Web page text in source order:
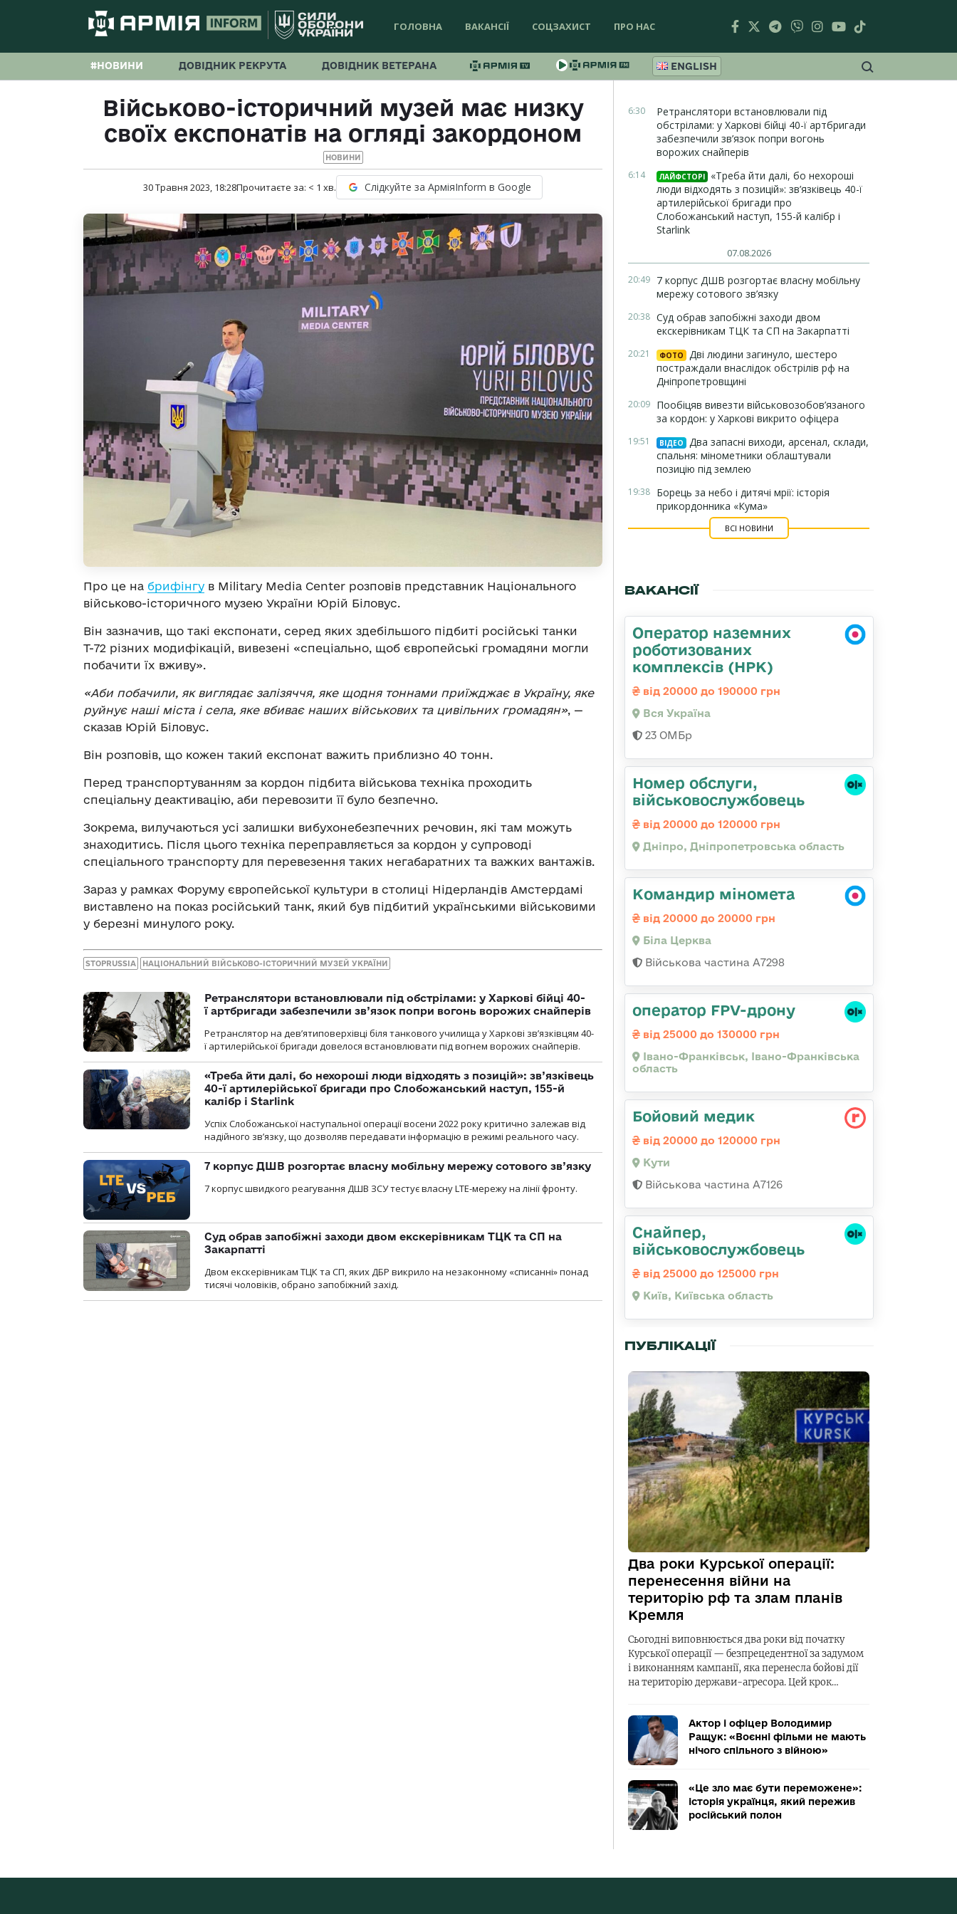
ГОЛОВНА ВАКАНСІЇ СОЦЗАХИСТ ПРО НАС
#НОВИНИ ДОВІДНИК РЕКРУТА ДОВІДНИК ВЕТЕРАНА ENGLISH
Військово-історичний музей має низку
своїх експонатів на огляді закордоном
НОВИНИ
30 Травня 2023, 18:28Прочитаєте за: < 1 хв. Слідкуйте за АрміяInform в Google
Про це на брифінгу в Military Media Center розповів представник Національного
військово-історичного музею України Юрій Біловус.
Він зазначив, що такі експонати, серед яких здебільшого підбиті російські танки
Т-72 різних модифікацій, вивезені «спеціально, щоб європейські громадяни могли
побачити їх вживу».
«Аби побачили, як виглядає залізяччя, яке щодня тоннами приїжджає в Україну, яке
руйнує наші міста і села, яке вбиває наших військових та цивільних громадян», —
сказав Юрій Біловус.
Він розповів, що кожен такий експонат важить приблизно 40 тонн.
Перед транспортуванням за кордон підбита військова техніка проходить
спеціальну деактивацію, аби перевозити її було безпечно.
Зокрема, вилучаються усі залишки вибухонебезпечних речовин, які там можуть
знаходитись. Після цього техніка переправляється за кордон у супроводі
спеціального транспорту для перевезення таких негабаратних та важких вантажів.
Зараз у рамках Форуму європейської культури в столиці Нідерландів Амстердамі
виставлено на показ російський танк, який був підбитий українськими військовими
у березні минулого року.
STOPRUSSIA НАЦІОНАЛЬНИЙ ВІЙСЬКОВО-ІСТОРИЧНИЙ МУЗЕЙ УКРАЇНИ
Ретранслятори встановлювали під обстрілами: у Харкові бійці 40-
ї артбригади забезпечили зв’язок попри вогонь ворожих снайперів
Ретранслятор на дев’ятиповерхівці біля танкового училища у Харкові зв’язківцям 40-
ї артилерійської бригади довелося встановлювати під вогнем ворожих снайперів.
«Треба йти далі, бо нехороші люди відходять з позицій»: зв’язківець
40-ї артилерійської бригади про Слобожанський наступ, 155-й
калібр і Starlink
Успіх Слобожанської наступальної операції восени 2022 року критично залежав від
надійного зв’язку, що дозволяв передавати інформацію в режимі реального часу.
7 корпус ДШВ розгортає власну мобільну мережу сотового зв’язку
7 корпус швидкого реагування ДШВ ЗСУ тестує власну LTE-мережу на лінії фронту.
Суд обрав запобіжні заходи двом екскерівникам ТЦК та СП на
Закарпатті
Двом екскерівникам ТЦК та СП, яких ДБР викрило на незаконному «списанні» понад
тисячі чоловіків, обрано запобіжний захід.
6:30
Ретранслятори встановлювали під
обстрілами: у Харкові бійці 40-ї артбригади
забезпечили зв’язок попри вогонь
ворожих снайперів
6:14 ЛАЙФСТОРІ
«Треба йти далі, бо нехороші
люди відходять з позицій»: зв’язківець 40-ї
артилерійської бригади про
Слобожанський наступ, 155-й калібр і
Starlink
07.08.2026
20:49 7 корпус ДШВ розгортає власну мобільну
мережу сотового зв’язку
20:38 Суд обрав запобіжні заходи двом
екскерівникам ТЦК та СП на Закарпатті
20:21 ФОТО
Дві людини загинуло, шестеро
постраждали внаслідок обстрілів рф на
Дніпропетровщині
20:09 Пообіцяв вивезти військовозобов’язаного
за кордон: у Харкові викрито офіцера
19:51 ВІДЕО
Два запасні виходи, арсенал, склади,
спальня: мінометники облаштували
позицію під землею
19:38 Борець за небо і дитячі мрії: історія
прикордонника «Кума»
ВСІ НОВИНИ
ВАКАНСІЇ
Оператор наземних
роботизованих
комплексів (НРК)
від 20000 до 190000 грн
Вся Україна
23 ОМБр
Номер обслуги,
військовослужбовець
від 20000 до 120000 грн
Дніпро, Дніпропетровська область
Командир міномета
від 20000 до 20000 грн
Біла Церква
Військова частина А7298
оператор FPV-дрону
від 25000 до 130000 грн
Івано-Франківськ, Івано-Франківська
область
Бойовий медик
від 20000 до 120000 грн
Кути
Військова частина А7126
Снайпер,
військовослужбовець
від 25000 до 125000 грн
Київ, Київська область
ПУБЛІКАЦІЇ
Два роки Курської операції:
перенесення війни на
територію рф та злам планів
Кремля
Сьогодні виповнюється два роки від початку
Курської операції — безпрецедентної за задумом
і виконанням кампанії, яка перенесла бойові дії
на територію держави-агресора. Цей крок…
Актор і офіцер Володимир
Ращук: «Воєнні фільми не мають
нічого спільного з війною»
«Це зло має бути переможене»:
історія українця, який пережив
російський полон